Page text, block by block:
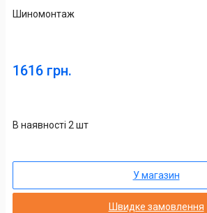
Шиномонтаж
1616 грн.
В наявності 2 шт
У магазин
Швидке замовлення